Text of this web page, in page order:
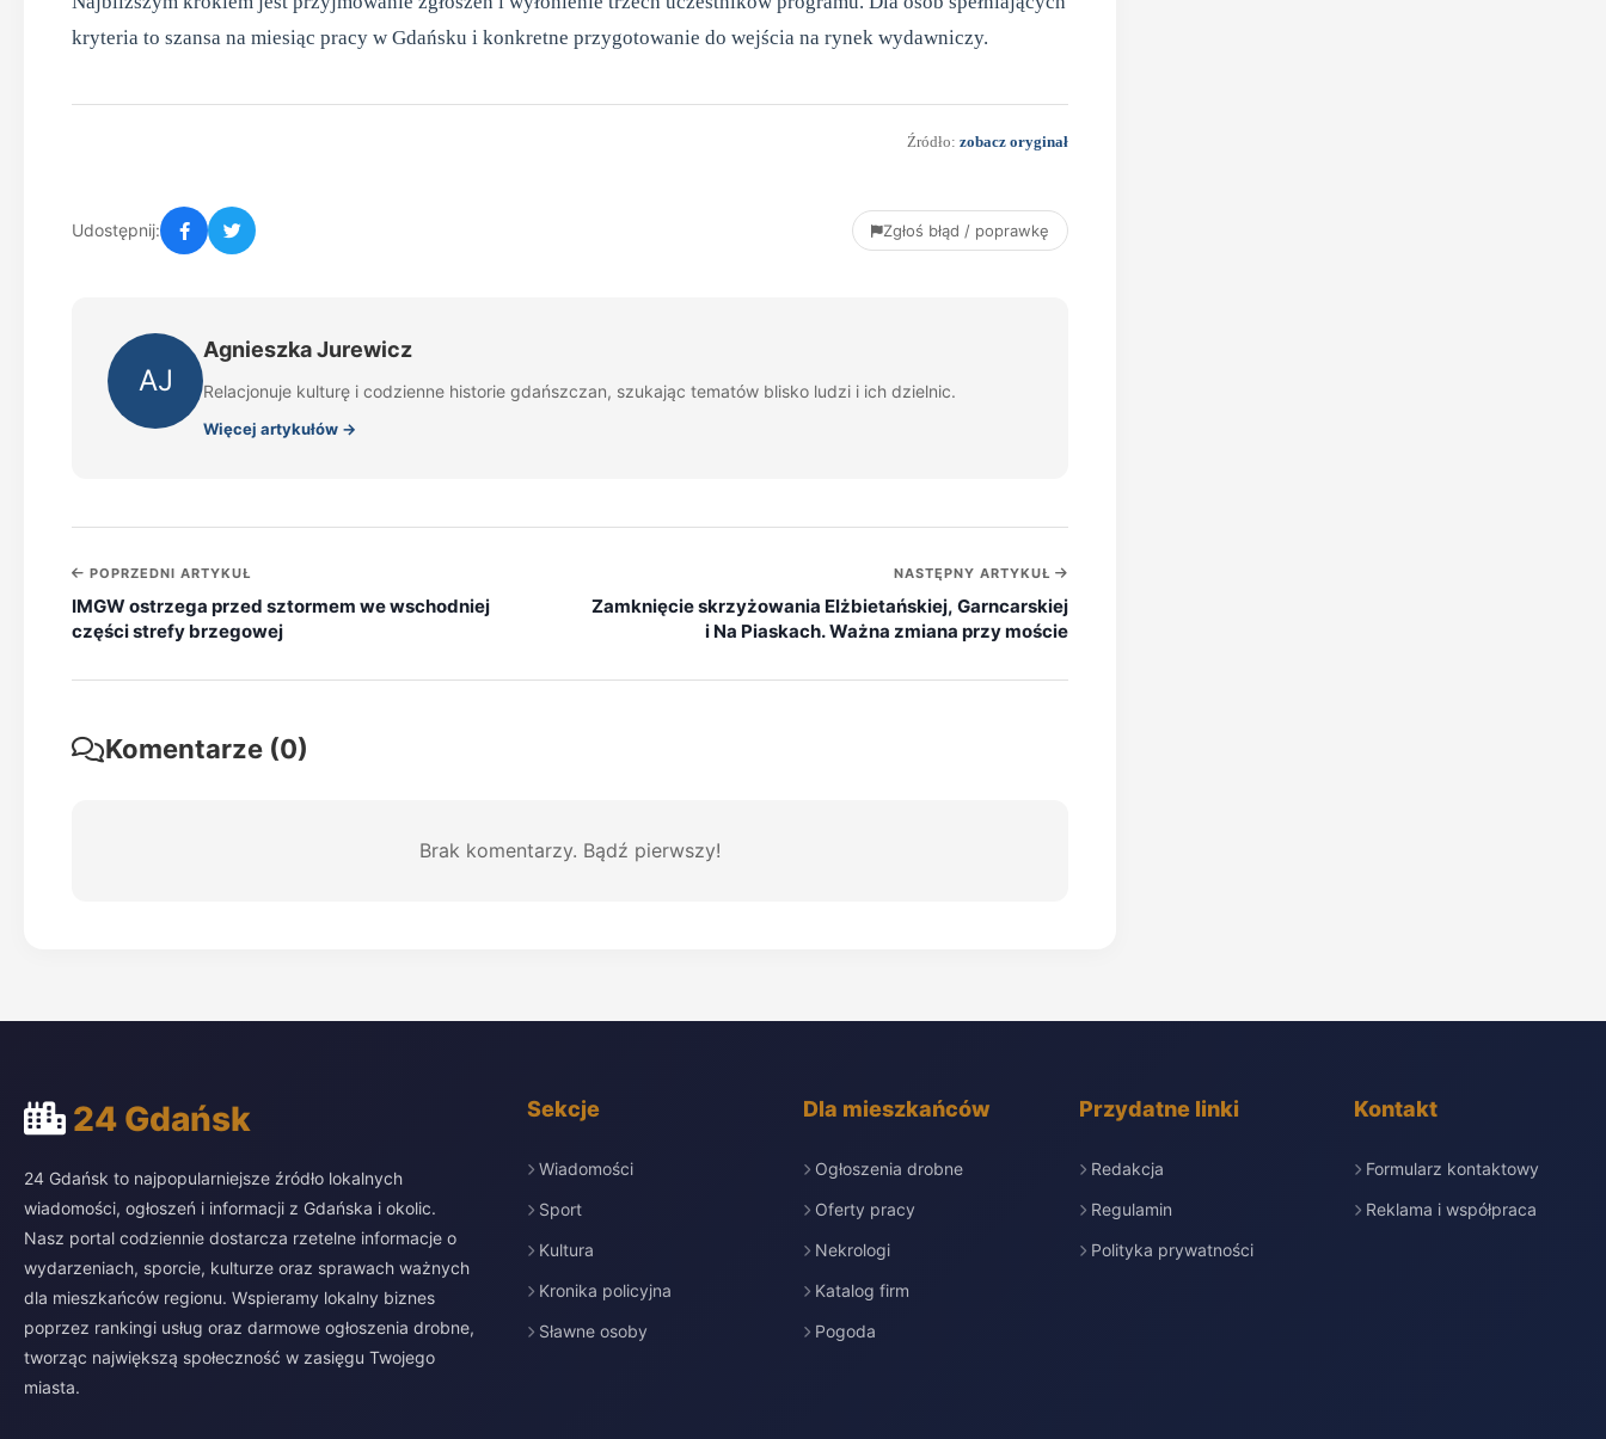
kryteria to szansa na miesiąc pracy w Gdańsku i konkretne przygotowanie do wejścia na rynek wydawniczy.
Źródło: zobacz oryginał
Udostępnij: Zgłoś błąd / poprawkę
AJ
Agnieszka Jurewicz
Relacjonuje kulturę i codzienne historie gdańszczan, szukając tematów blisko ludzi i ich dzielnic.
Więcej artykułów →
POPRZEDNI ARTYKUŁ
IMGW ostrzega przed sztormem we wschodniej
części strefy brzegowej
NASTĘPNY ARTYKUŁ
Zamknięcie skrzyżowania Elżbietańskiej, Garncarskiej
i Na Piaskach. Ważna zmiana przy moście
Komentarze (0)
Brak komentarzy. Bądź pierwszy!
24 Gdańsk
24 Gdańsk to najpopularniejsze źródło lokalnych
wiadomości, ogłoszeń i informacji z Gdańska i okolic.
Nasz portal codziennie dostarcza rzetelne informacje o
wydarzeniach, sporcie, kulturze oraz sprawach ważnych
dla mieszkańców regionu. Wspieramy lokalny biznes
poprzez rankingi usług oraz darmowe ogłoszenia drobne,
tworząc największą społeczność w zasięgu Twojego
miasta.
Sekcje
Wiadomości
Sport
Kultura
Kronika policyjna
Sławne osoby
Dla mieszkańców
Ogłoszenia drobne
Oferty pracy
Nekrologi
Katalog firm
Pogoda
Przydatne linki
Redakcja
Regulamin
Polityka prywatności
Kontakt
Formularz kontaktowy
Reklama i współpraca